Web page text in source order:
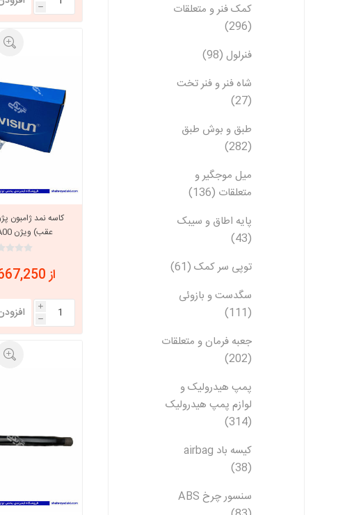
h
عقب) ویژن SZ0443A00
از 4,667,250 ریال
i
h
کمک فنر و متعلقات
(296)
فنرلول (98)
شاه فنر و فنر تخت
(27)
طبق و بوش طبق
(282)
میل موجگیر و
متعلقات (136)
پایه اطاق و سیبک
(43)
توپی سر کمک (61)
سگدست و بازوئی
(111)
جعبه فرمان و متعلقات
(202)
پمپ هیدرولیک و
لوازم پمپ هیدرولیک
(314)
کیسه باد airbag
(38)
سنسور چرخ ABS